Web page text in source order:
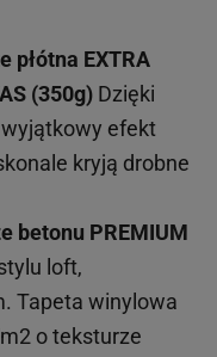
płótna EXTRA
(350g) Dzięki
efekt
kryją drobne
betonu PREMIUM
loft,
Tapeta winylowa
o teksturze